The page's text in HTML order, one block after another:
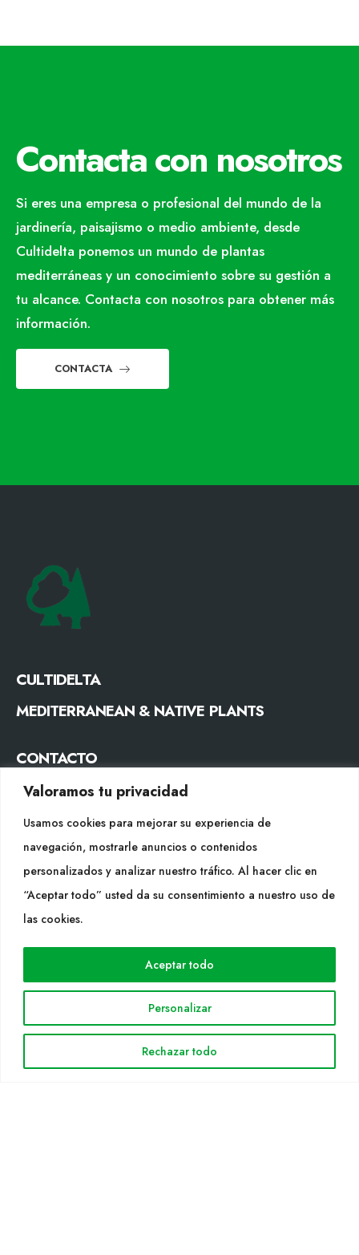
Valoramos tu privacidad
Usamos cookies para mejorar su experiencia de
navegación, mostrarle anuncios o contenidos
personalizados y analizar nuestro tráfico. Al hacer clic en
“Aceptar todo” usted da su consentimiento a nuestro uso de
las cookies.
Personalizar
Rechazar todo
Aceptar todo
Contacta con nosotros
Si eres una empresa o profesional del mundo de la
jardinería, paisajismo o medio ambiente, desde
Cultidelta ponemos un mundo de plantas
mediterráneas y un conocimiento sobre su gestión a
tu alcance. Contacta con nosotros para obtener más
información.
CONTACTA
CULTIDELTA
MEDITERRANEAN & NATIVE PLANTS
CONTACTO
Tel. +34 977053013
SÍGUENOS
WEB
Cultidelta
Solicitud Catálogo